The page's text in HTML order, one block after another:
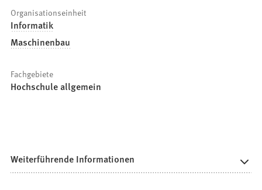
Organisationseinheit
Informatik
Maschinenbau
Fachgebiete
Hochschule allgemein
Weiterführende Informationen